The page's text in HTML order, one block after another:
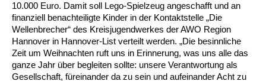
Ortsverein Arnum
Ortsverein Barsinghausen
Ortsverein Godshorn
Ortsverein Garbsen
Kindertagesstätte Freytagstraße
Kindertagesstätte Gehägestraße
Kindertagesstätte Gottfried-Keller-Straße /
Kindertagesstätte Elmstraße / Familienzentrum
Kindertagesstätte Freudenthalstraße /
Familienzentrum
Kindertagesstätte Pfarrlandplatz
Kindertagesstätte Rosenbergstraße
Kindertagesstätte Mühenkamp / Familienzentrum
Kindertagesstätte Petermannstraße /
Familienzentrum
Kindertagesstätte Schweriner Straße /
Life Kinetik
Yoga mit Baby
Online Pflege- und Seniorenberatung
Helfende Hände
Pflege und Wohnen
Beratungsangebote
Jugendwohnen im Stadtteil
Ältere Menschen
Behördenbegleitung und Formularausfüllhilfe
Migration
10.000 Euro. Damit soll Lego-Spielzeug angeschafft und an
finanziell benachteiligte Kinder in der Kontaktstelle „Die
Wellenbrecher“ des Kreisjugendwerkes der AWO Region
Hannover in Hannover-List verteilt werden. „Die besinnliche
Zeit um Weihnachten ruft uns in Erinnerung, was uns alle das
ganze Jahr über begleiten sollte: unsere Verantwortung als
Gesellschaft, füreinander da zu sein und aufeinander Acht zu